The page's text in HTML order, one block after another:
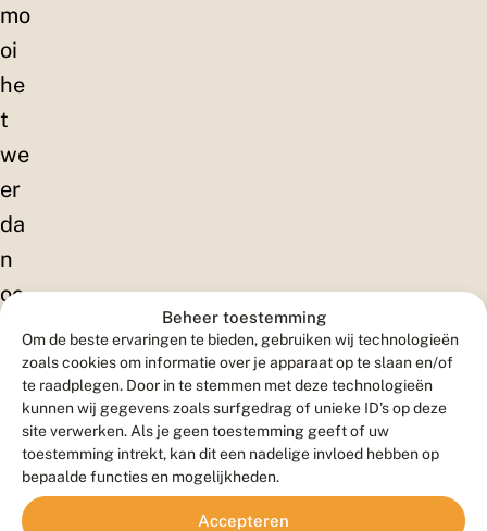
Beheer toestemming
Om de beste ervaringen te bieden, gebruiken wij technologieën
zoals cookies om informatie over je apparaat op te slaan en/of
te raadplegen. Door in te stemmen met deze technologieën
kunnen wij gegevens zoals surfgedrag of unieke ID's op deze
site verwerken. Als je geen toestemming geeft of uw
toestemming intrekt, kan dit een nadelige invloed hebben op
bepaalde functies en mogelijkheden.
Accepteren
mo
oi
he
t
we
er
da
n
oo
zie
ma